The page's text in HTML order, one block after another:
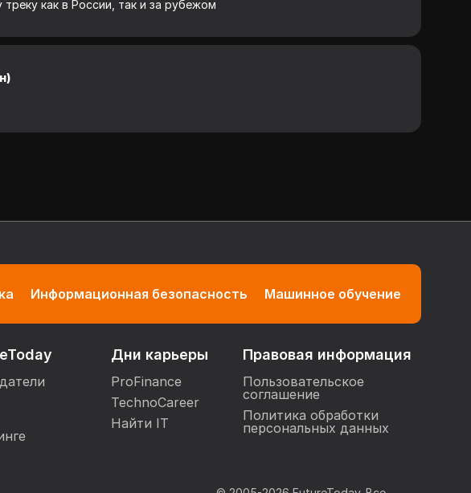
как в России, так и за рубежом
Информационная безопасность Машинное обучение
Дни карьеры
ProFinance
TechnoCareer
Найти IT
Правовая информация
Пользовательское
соглашение
Политика обработки
персональных данных